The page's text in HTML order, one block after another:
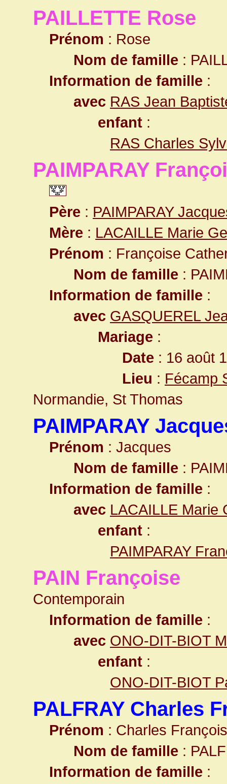
PAILLETTE Rose
Prénom : Rose
Nom de famille :
Information de famille :
avec RAS Jean
enfant :
RAS Charles
PAIMPARAY
Père : PAIMPARAY
Mère : LACAILLE Marie
Prénom : Françoise
Nom de famille :
Information de famille :
avec GASQUEREL
Mariage :
Date : 16 août
Lieu : Fécamp
Normandie, St Thomas
PAIMPARAY
Prénom : Jacques
Nom de famille :
Information de famille :
avec LACAILLE Marie
enfant :
PAIMPARAY
PAIN Françoise
Contemporain
Information de famille :
avec ONO-DIT-BIOT
enfant :
ONO-DIT-BIOT
PALFRAY Charles
Prénom : Charles François
Nom de famille :
Information de famille :